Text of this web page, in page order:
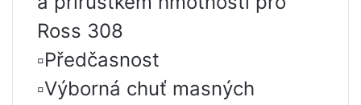
Ross 308
▫️Předčasnost
▫️Výborná chuť masných